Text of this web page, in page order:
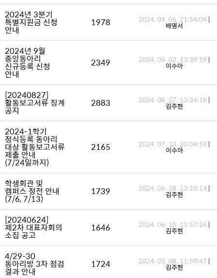
2024년 3분기
특별지원금 신청
안내
1978 2024. 09. 06. 21:54:04|
배영서
2024년 9월
중앙동아리
신규등록 신청
안내
2349 2024. 09. 02. 13:39:59 |
이수아
[20240827]
활동보고서류 징계
공지
2883 2024. 08. 27. 13:34:18 |
김주현
2024-1학기
정식등록 동아리
대상 활동보고서류
제출 안내
(7/24일까지)
2165 2024. 07. 10. 20:04:59 |
이수아
학생회관 및
캠퍼스 정전 안내
(7/6, 7/13)
1739 2024. 06. 28. 13:10:14|
김주현
[20240624]
제2차 대표자회의
소집 공고
1646 2024. 06. 10. 11:57:26 |
김주현
4/29-30
동아리방 3차 점검
결과 안내
1724 2024. 05. 08. 11:59:47 |
김주현